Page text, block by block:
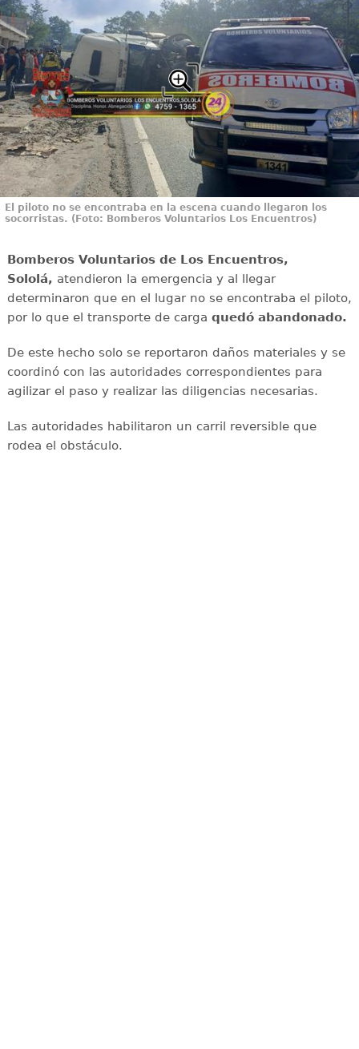
El piloto no se encontraba en la escena cuando llegaron los
socorristas. (Foto: Bomberos Voluntarios Los Encuentros)
Bomberos Voluntarios de Los Encuentros,
Sololá, atendieron la emergencia y al llegar
determinaron que en el lugar no se encontraba el piloto,
por lo que el transporte de carga quedó abandonado.
De este hecho solo se reportaron daños materiales y se
coordinó con las autoridades correspondientes para
agilizar el paso y realizar las diligencias necesarias.
Las autoridades habilitaron un carril reversible que
rodea el obstáculo.